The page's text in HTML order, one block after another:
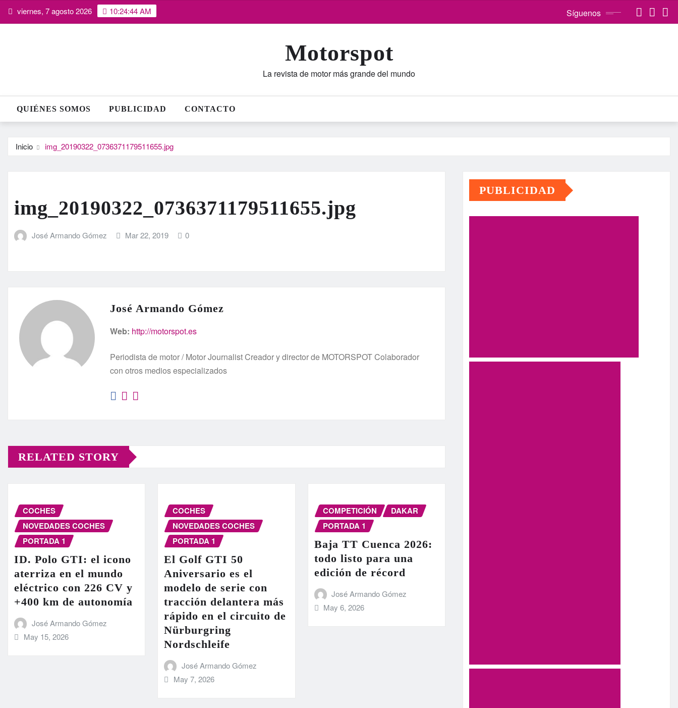
Saltar viernes, 7 agosto 2026 10:24:45 AM Síguenos
Motorspot
La revista de motor más grande del mundo
QUIÉNES SOMOS PUBLICIDAD CONTACTO
Inicio img_20190322_0736371179511655.jpg
img_20190322_0736371179511655.jpg
José Armando Gómez Mar 22, 2019 0
José Armando Gómez
Web: http://motorspot.es
Periodista de motor / Motor Journalist Creador y director de MOTORSPOT Colaborador
con otros medios especializados
RELATED STORY
COCHES
NOVEDADES COCHES
PORTADA 1
ID. Polo GTI: el icono
aterriza en el mundo
eléctrico con 226 CV y
+400 km de autonomía
José Armando Gómez
May 15, 2026
COCHES
NOVEDADES COCHES
PORTADA 1
El Golf GTI 50
Aniversario es el
modelo de serie con
tracción delantera más
rápido en el circuito de
Nürburgring
Nordschleife
José Armando Gómez
May 7, 2026
COMPETICIÓN
DAKAR
PORTADA 1
Baja TT Cuenca 2026:
todo listo para una
edición de récord
José Armando Gómez
May 6, 2026
PUBLICIDAD